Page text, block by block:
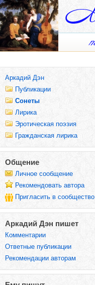
Аркадий Дэн
Публикации
Сонеты
Лирика
Эротическая поэзия
Гражданская лирика
Общение
Личное сообщение
Рекомендовать автора
Пригласить в сообщество
Аркадий Дэн пишет
Комментарии
Ответные публикации
Рекомендации авторам